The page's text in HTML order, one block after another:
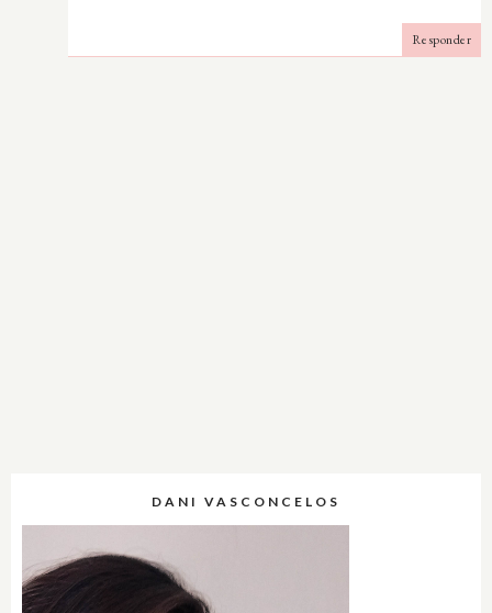
Responder
DANI VASCONCELOS